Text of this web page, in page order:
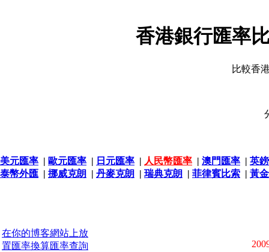
香港銀行匯率
比較香
美元匯率 | 歐元匯率 | 日元匯率 | 人民幣匯率 | 澳門匯率 | 英
泰幣外匯 | 挪威克朗 | 丹麥克朗 | 瑞典克朗 | 菲律賓比索 | 黃
在你的博客網站上放
置匯率換算匯率查詢